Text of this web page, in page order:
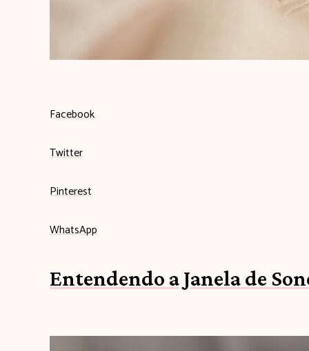
Facebook
Twitter
Pinterest
WhatsApp
Entendendo a Janela de